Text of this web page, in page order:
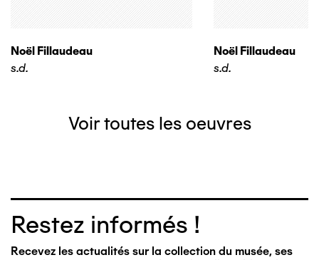
Noël Fillaudeau
s.d.
Noël Fillaudeau
s.d.
Voir toutes les oeuvres
Restez informés !
Recevez les actualités sur la collection du musée, ses